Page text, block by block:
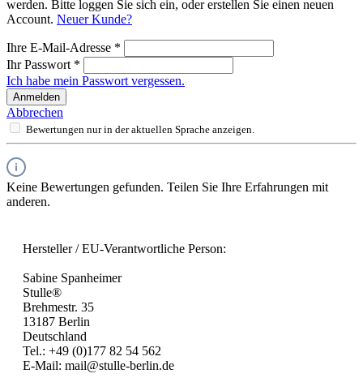
werden. Bitte loggen Sie sich ein, oder erstellen Sie einen neuen
Account. Neuer Kunde?
Ihre E-Mail-Adresse *
Ihr Passwort *
Ich habe mein Passwort vergessen.
Anmelden
Abbrechen
Bewertungen nur in der aktuellen Sprache anzeigen.
Keine Bewertungen gefunden. Teilen Sie Ihre Erfahrungen mit
anderen.
Hersteller / EU-Verantwortliche Person:
Sabine Spanheimer
Stulle®
Brehmestr. 35
13187 Berlin
Deutschland
Tel.: +49 (0)177 82 54 562
E-Mail: mail@stulle-berlin.de